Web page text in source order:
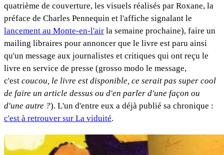
quatrième de couverture, les visuels réalisés par Roxane, la
préface de Charles Pennequin et l'affiche signalant le
lancement au Monte-en-l'air la semaine prochaine), faire un
mailing libraires pour annoncer que le livre est paru ainsi
qu'un message aux journalistes et critiques qui ont reçu le
livre en service de presse (grosso modo le message,
c'est coucou, le livre est disponible, ce serait pas super cool
de faire un article dessus ou d'en parler d'une façon ou
d'une autre ?). L'un d'entre eux a déjà publié sa chronique :
c'est à retrouver sur La viduité.